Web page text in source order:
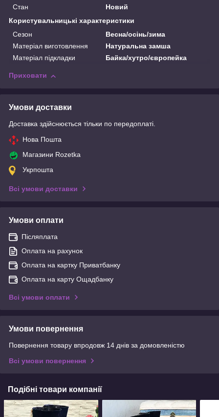
Стан
Новий
Користувальницькі характеристики
Сезон
Весна/осінь/зима
Матеріал виготовлення
Натуральна замша
Матеріал підкладки
Байка/хутро/європейка
Приховати
Умови доставки
Доставка здійснюється тільки по передоплаті.
Нова Пошта
Магазини Rozetka
Укрпошта
Всі умови доставки
Умови оплати
Післяплата
Оплата на рахунок
Оплата на картку Приватбанку
Оплата на карту Ощадбанку
Всі умови оплати
Умови повернення
Повернення товару впродовж 14 днів за домовленістю
Всі умови повернення
Подібні товари компанії